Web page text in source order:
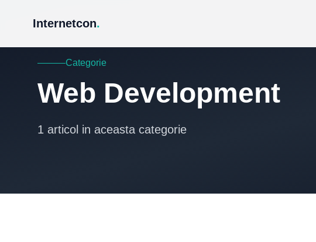
Internetcon.
Categorie
Web Development
1 articol in aceasta categorie